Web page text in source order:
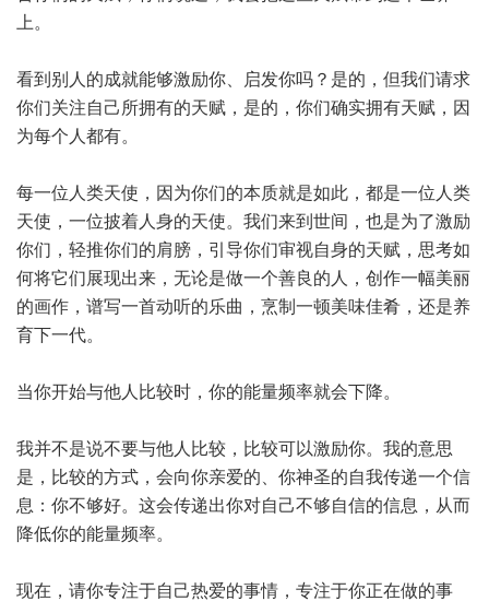
上。
看到别人的成就能够激励你、启发你吗？是的，但我们请求
你们关注自己所拥有的天赋，是的，你们确实拥有天赋，因
为每个人都有。
每一位人类天使，因为你们的本质就是如此，都是一位人类
天使，一位披着人身的天使。我们来到世间，也是为了激励
你们，轻推你们的肩膀，引导你们审视自身的天赋，思考如
何将它们展现出来，无论是做一个善良的人，创作一幅美丽
的画作，谱写一首动听的乐曲，烹制一顿美味佳肴，还是养
育下一代。
当你开始与他人比较时，你的能量频率就会下降。
我并不是说不要与他人比较，比较可以激励你。我的意思
是，比较的方式，会向你亲爱的、你神圣的自我传递一个信
息：你不够好。这会传递出你对自己不够自信的信息，从而
降低你的能量频率。
现在，请你专注于自己热爱的事情，专注于你正在做的事